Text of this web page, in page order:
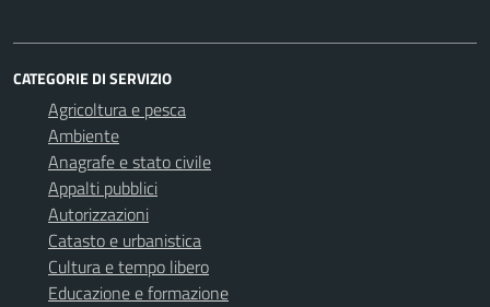
CATEGORIE DI SERVIZIO
Agricoltura e pesca
Ambiente
Anagrafe e stato civile
Appalti pubblici
Autorizzazioni
Catasto e urbanistica
Cultura e tempo libero
Educazione e formazione